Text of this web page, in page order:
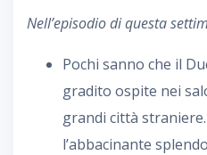
Nell’episodio di questa
Pochi sanno che il
gradito ospite nei
grandi città
l’abbacinante